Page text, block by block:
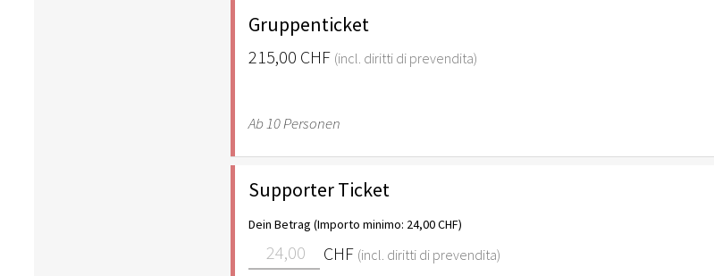
Gruppenticket
215,00 CHF (incl. diritti di prevendita)
Ab 10 Personen
Supporter Ticket
Dein Betrag (Importo minimo: 24,00 CHF)
CHF (incl. diritti di prevendita)